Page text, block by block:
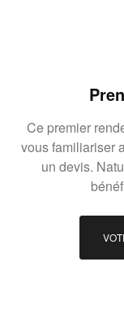
Ce premier
vous familiariser
un devis.